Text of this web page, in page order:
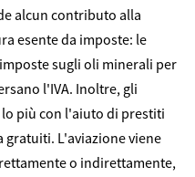
alcun contributo alla
esente da imposte: le
sugli oli minerali per
l'IVA. Inoltre, gli
più con l'aiuto di prestiti
L'aviazione viene
o indirettamente,